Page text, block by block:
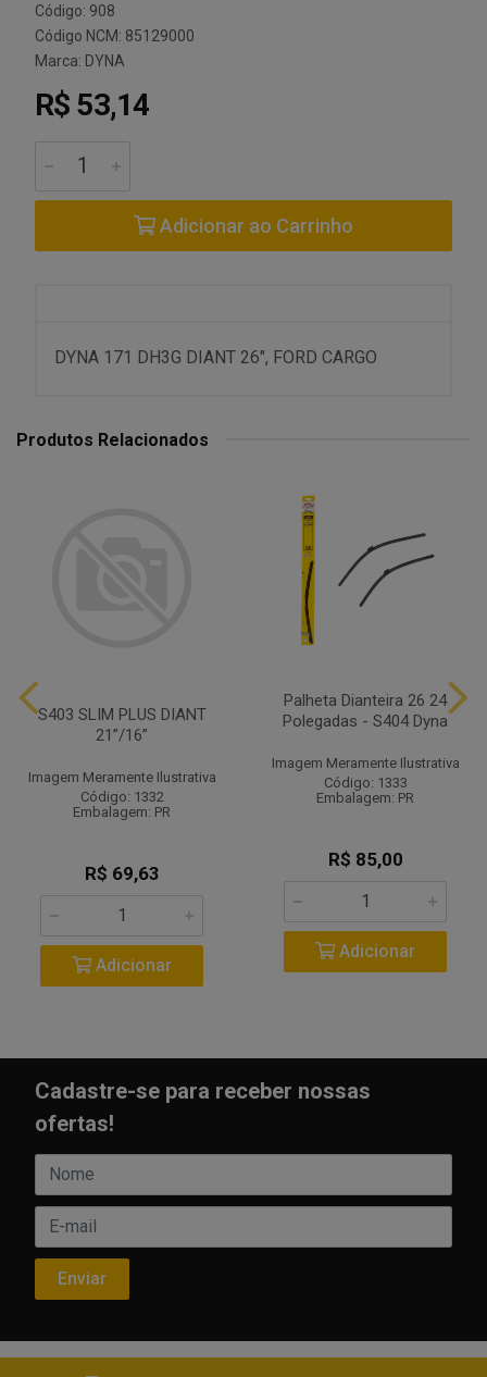
Código: 908
Código NCM: 85129000
Marca: DYNA
R$ 53,14
Adicionar ao Carrinho
DYNA 171 DH3G DIANT 26", FORD CARGO
Produtos Relacionados
S403 SLIM PLUS DIANT
21”/16”
Imagem Meramente Ilustrativa
Código: 1332
Embalagem: PR
R$ 69,63
Adicionar
Palheta Dianteira 26 24
Polegadas - S404 Dyna
Imagem Meramente Ilustrativa
Código: 1333
Embalagem: PR
R$ 85,00
Adicionar
Cadastre-se para receber nossas
ofertas!